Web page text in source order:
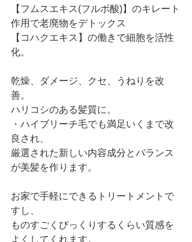
【フムスエキス(フルボ酸)】のキレート
作用で老廃物をデトックス
【コハクエキス】の働きで細胞を活性
化。
乾燥、ダメージ、クセ、うねりを改
善。
ハリコシのある髪質に。
・ハイブリーチ毛でも満足いくまで改
良され、
厳選された新しい内容成分とバランス
が美髪を作ります。
お家で手軽にできるトリートメントで
すし、
ものすごくびっくりするくらい質感を
よくしてくれます。